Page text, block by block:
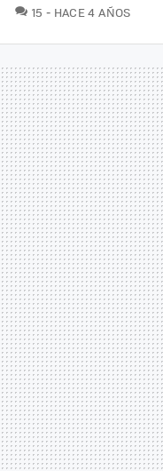
15 COMENTARIOS
HACE 4 AÑOS